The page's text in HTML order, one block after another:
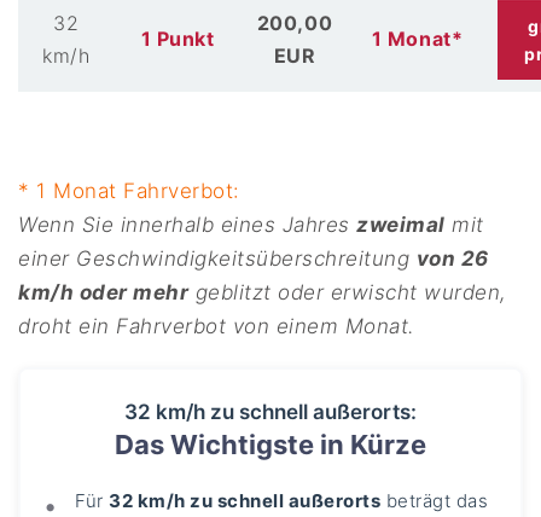
32
km/h
1 Punkt
200,00
EUR
1 Monat*
* 1 Monat Fahrverbot:
Wenn Sie innerhalb eines Jahreszweimal mit
einer Geschwindigkeitsüberschreitung von 26
km/h oder mehrgeblitzt oder erwischt wurden,
droht ein Fahrverbot von einem Monat.
32 km/h zu schnell außerorts:
Das Wichtigste in Kürze
Für 32 km/h zu schnell außerorts beträgt das